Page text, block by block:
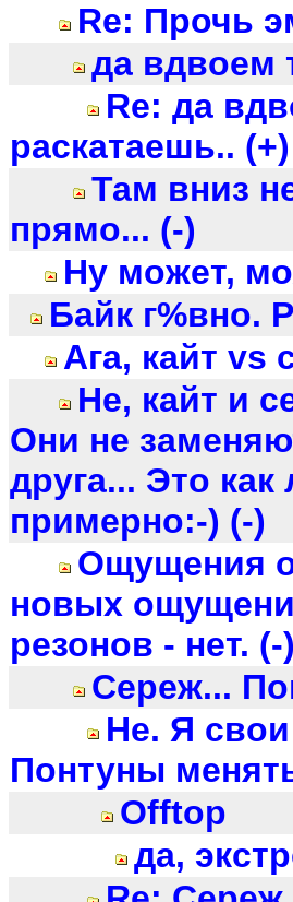
Re: Прочь
да вдвоем
Re: да
раскатаешь.. (+)
Там вниз
прямо... (-)
Ну может,
Байк г%вно.
Ага, кайт vs
Не, кайт и
Они не
друга... Это
примерно:-) (-)
Ощущения
новых
резонов - нет. (-)
Сереж...
Не. Я
Понтуны
Offtop
да,